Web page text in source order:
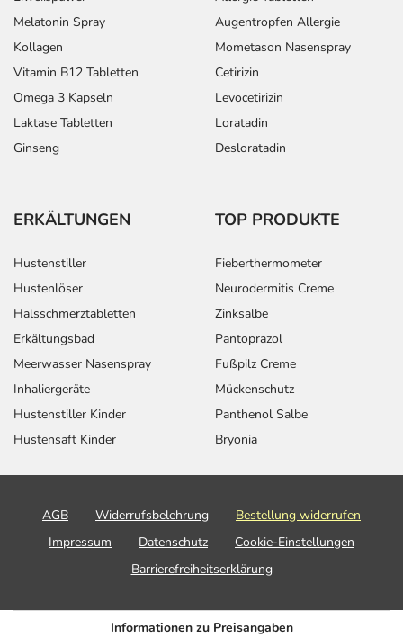
Melatonin Spray
Kollagen
Vitamin B12 Tabletten
Omega 3 Kapseln
Laktase Tabletten
Ginseng
Augentropfen Allergie
Mometason Nasenspray
Cetirizin
Levocetirizin
Loratadin
Desloratadin
ERKÄLTUNGEN
Hustenstiller
Hustenlöser
Halsschmerztabletten
Erkältungsbad
Meerwasser Nasenspray
Inhaliergeräte
Hustenstiller Kinder
Hustensaft Kinder
TOP PRODUKTE
Fieberthermometer
Neurodermitis Creme
Zinksalbe
Pantoprazol
Fußpilz Creme
Mückenschutz
Panthenol Salbe
Bryonia
AGB Widerrufsbelehrung
Bestellung widerrufen
Impressum
Datenschutz
Cookie-Einstellungen
Barrierefreiheitserklärung
Informationen zu Preisangaben